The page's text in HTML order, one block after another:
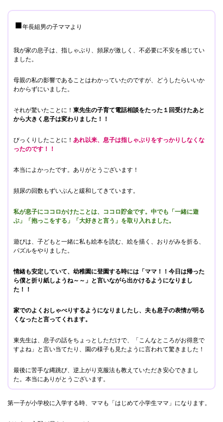
■年長組男の子ママより
我が家の息子は、指しゃぶり、頻尿が激しく、不必要に不安を感じてい
ました。
母親の私の影響であることはわかっていたのですが、どうしたらいいか
わからずにいました。
それが驚いたことに！ 東先生の子育て電話相談をたった１回受けたあと
から大きく息子は変わりました！！
びっくりしたことに！ あれ以来、息子は指しゃぶりをすっかりしなくな
ったのです！！
本当によかったです。ありがとうございます！
頻尿の回数もずいぶんと緩和してきています。
私が息子にココロかけたことは、ココロ貯金です。中でも「一緒に遊
ぶ」「抱っこをする」「大好きと言う」を取り入れました。
遊びは、子どもと一緒に私も絵本を読む、絵を描く、おりがみを折る、
パズルをやりました。
情緒も安定していて、幼稚園に登園する時には「ママ！！今日は帰った
ら僕と折り紙しようね～～」と言いながら出かけるようになりまし
た！！
家でのよくおしゃべりするようになりましたし、夫も息子の表情が明る
くなったと言ってくれます。
東先生は、息子の話をちょっとしただけで、「こんなところがお得意で
すよね」と言い当てたり、園の様子も見たように言われて驚きました！
最後に苦手な縄跳び、逆上がり克服法も教えていただき安心できまし
た。本当にありがとうございます。
第一子が小学校に入学する時、ママも「はじめて小学生ママ」になります。